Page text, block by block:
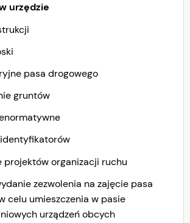
urzędzie
pasa drogowego
gruntów
projektów organizacji ruchu
zezwolenia na zajęcie pasa
celu umieszczenia w pasie
urządzeń obcych